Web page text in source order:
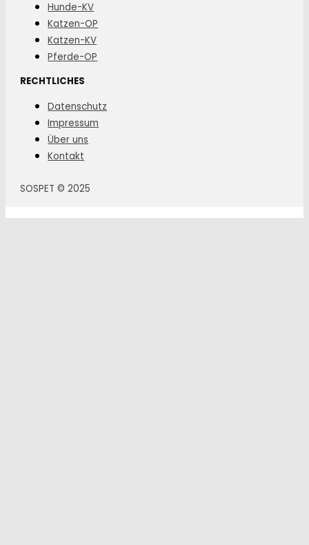
Hunde-KV
Katzen-OP
Katzen-KV
Pferde-OP
RECHTLICHES
Datenschutz
Impressum
Über uns
Kontakt
SOSPET © 2025